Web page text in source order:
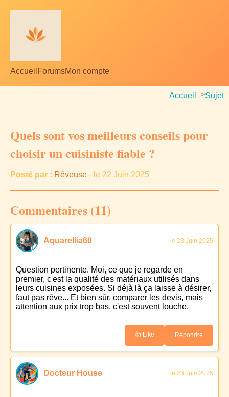
Accueil ForumsMon compte
Accueil >Sujet
Quels sont vos meilleurs conseils pour
choisir un cuisiniste fiable ?
Posté par : Rêveuse - le 22 Juin 2025
Commentaires (11)
Aquarellia60 le 23 Juin 2025
Question pertinente. Moi, ce que je regarde en
premier, c'est la qualité des matériaux utilisés dans
leurs cuisines exposées. Si déjà là ça laisse à désirer,
faut pas rêve... Et bien sûr, comparer les devis, mais
attention aux prix trop bas, c'est souvent louche.
👍 Like Répondre
Docteur House le 23 Juin 2025